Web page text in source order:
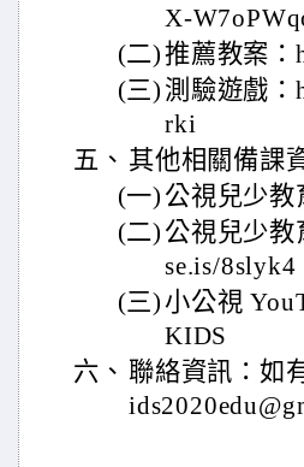
X-
(二)推薦教案：
(三) 測驗遊戲：
rki
五、 其他相關備課
(一) 公視兒少
(二) 公視兒少教
se.is/8slyk4
(三)小公視
KIDS
六、 聯絡資訊：如